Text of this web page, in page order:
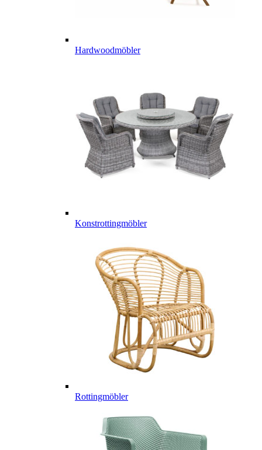
Hardwoodmöbler
Konstrottingmöbler
Rottingmöbler